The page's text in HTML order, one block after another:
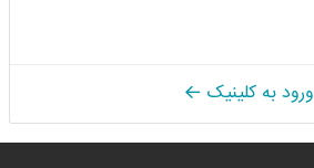
ورود به کلینیک